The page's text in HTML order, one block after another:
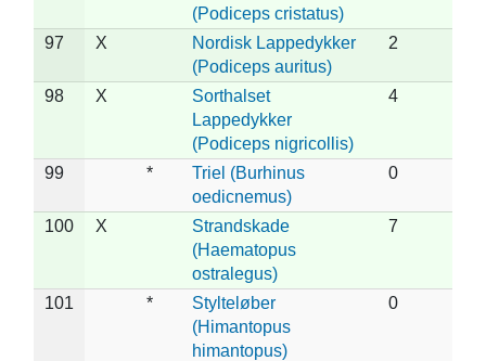
(Podiceps cristatus)
97 X
Nordisk Lappedykker
(Podiceps auritus)
2
98 X
Sorthalset
Lappedykker
(Podiceps nigricollis)
4
99 *
Triel (Burhinus
oedicnemus)
0
100 X
Strandskade
(Haematopus
ostralegus)
7
101 *
Stylteløber
(Himantopus
himantopus)
0